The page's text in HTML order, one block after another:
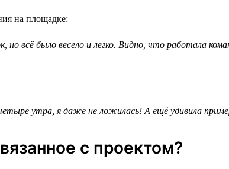
на площадке:
всё было весело и легко. Видно, что работала
утра, я даже не ложилась! А ещё удивила
с проектом?